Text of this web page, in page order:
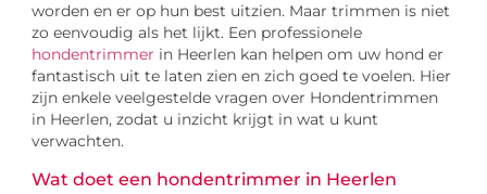
worden en er op hun best uitzien. Maar trimmen is niet
zo eenvoudig als het lijkt. Een professionele
hondentrimmer in Heerlen kan helpen om uw hond er
fantastisch uit te laten zien en zich goed te voelen. Hier
zijn enkele veelgestelde vragen over Hondentrimmen
in Heerlen, zodat u inzicht krijgt in wat u kunt
verwachten.
Wat doet een hondentrimmer in Heerlen